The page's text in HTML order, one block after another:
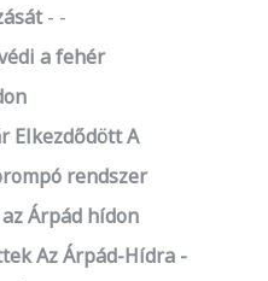
-
a fehér
Elkezdődött A
rendszer
Árpád hídon
Az Árpád-Hídra -